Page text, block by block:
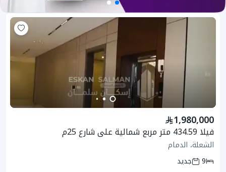
1,980,000
فيلا 434.59 متر مربع شمالية على شارع 25م
الشعلة، الدمام
9
جديد